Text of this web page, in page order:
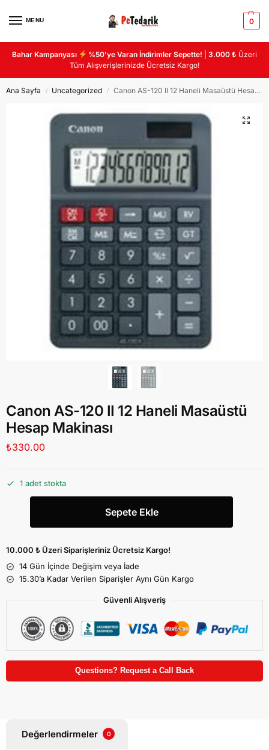
MENU 0
Bahar Kampanyası %50’ye Varan İndirimler Sepette! |3.000 ₺ Üzeri
Tüm Alışverişlerinizde Ücretsiz Kargo!
Ana Sayfa / Uncategorized / Canon AS-120 II 12 Haneli Masaüstü Hesap Makinası
Canon AS-120 II 12 Haneli Masaüstü
Hesap Makinası
₺330.00
1 adet stokta
Sepete Ekle
10.000 ₺ Üzeri Siparişleriniz Ücretsiz Kargo!
14 Gün İçinde Değişim veya İade
15.30’a Kadar Verilen Siparişler Aynı Gün Kargo
Güvenli Alışveriş
Questions? Request a Call Back
Değerlendirmeler 0